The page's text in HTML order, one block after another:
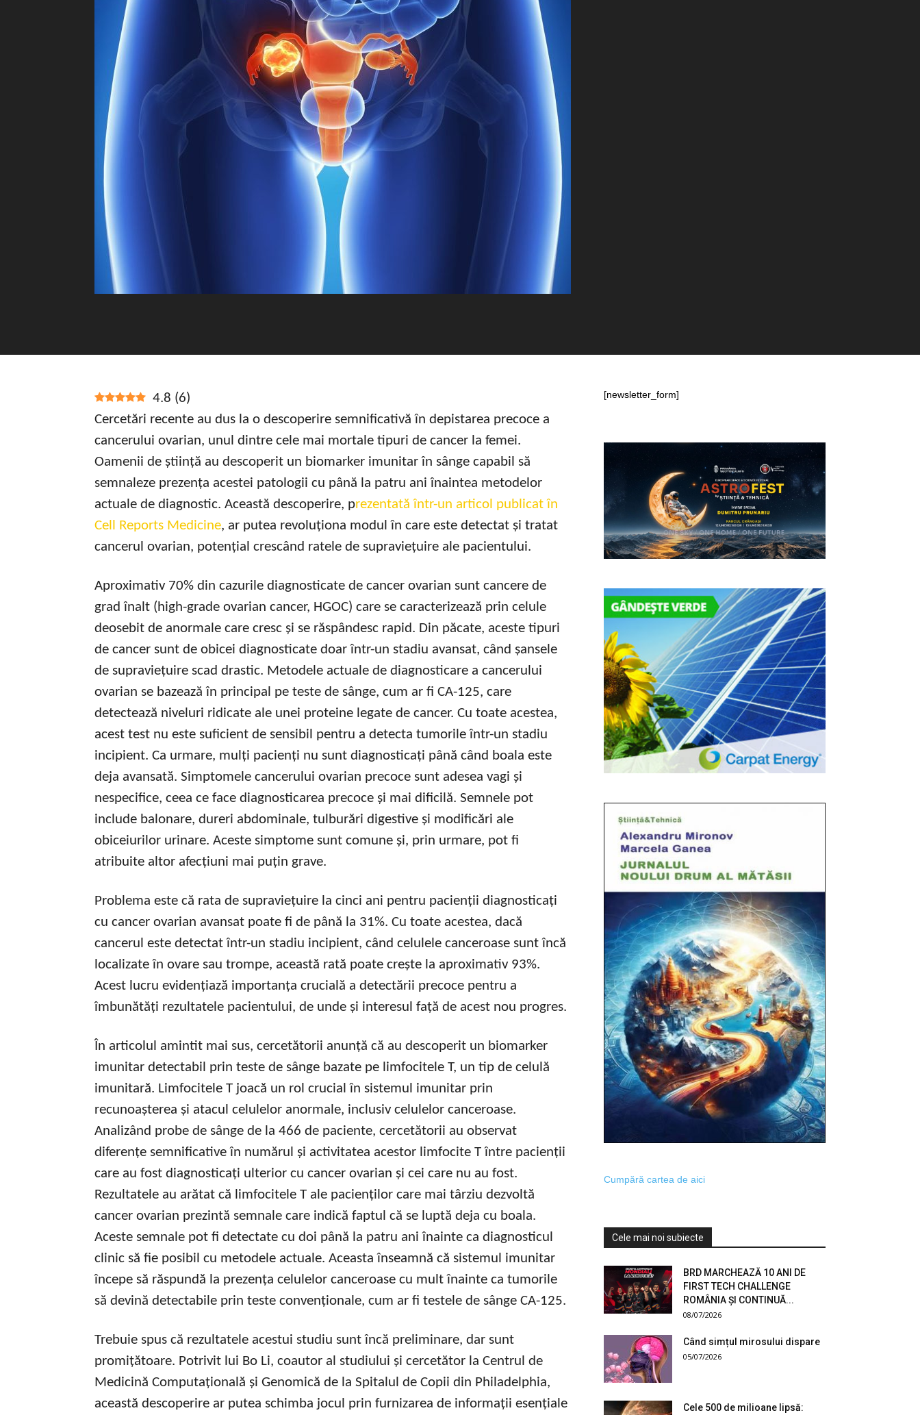
4.8 (6)
Cercetări recente au dus la o descoperire semnificativă în depistarea precoce a
cancerului ovarian, unul dintre cele mai mortale tipuri de cancer la femei.
Oamenii de știință au descoperit un biomarker imunitar în sânge capabil să
semnaleze prezența acestei patologii cu până la patru ani înaintea metodelor
actuale de diagnostic. Această descoperire, prezentată într-un articol publicat în
Cell Reports Medicine, ar putea revoluționa modul în care este detectat și tratat
cancerul ovarian, potențial crescând ratele de supraviețuire ale pacientului.
Aproximativ 70% din cazurile diagnosticate de cancer ovarian sunt cancere de
grad înalt (high-grade ovarian cancer, HGOC) care se caracterizează prin celule
deosebit de anormale care cresc și se răspândesc rapid. Din păcate, aceste tipuri
de cancer sunt de obicei diagnosticate doar într-un stadiu avansat, când șansele
de supraviețuire scad drastic. Metodele actuale de diagnosticare a cancerului
ovarian se bazează în principal pe teste de sânge, cum ar fi CA-125, care
detectează niveluri ridicate ale unei proteine legate de cancer. Cu toate acestea,
acest test nu este suficient de sensibil pentru a detecta tumorile într-un stadiu
incipient. Ca urmare, mulți pacienți nu sunt diagnosticați până când boala este
deja avansată. Simptomele cancerului ovarian precoce sunt adesea vagi și
nespecifice, ceea ce face diagnosticarea precoce și mai dificilă. Semnele pot
include balonare, dureri abdominale, tulburări digestive și modificări ale
obiceiurilor urinare. Aceste simptome sunt comune și, prin urmare, pot fi
atribuite altor afecțiuni mai puțin grave.
Problema este că rata de supraviețuire la cinci ani pentru pacienții diagnosticați
cu cancer ovarian avansat poate fi de până la 31%. Cu toate acestea, dacă
cancerul este detectat într-un stadiu incipient, când celulele canceroase sunt încă
localizate în ovare sau trompe, această rată poate crește la aproximativ 93%.
Acest lucru evidențiază importanța crucială a detectării precoce pentru a
îmbunătăți rezultatele pacientului, de unde și interesul față de acest nou progres.
În articolul amintit mai sus, cercetătorii anunță că au descoperit un biomarker
imunitar detectabil prin teste de sânge bazate pe limfocitele T, un tip de celulă
imunitară. Limfocitele T joacă un rol crucial în sistemul imunitar prin
recunoașterea și atacul celulelor anormale, inclusiv celulelor canceroase.
Analizând probe de sânge de la 466 de paciente, cercetătorii au observat
diferențe semnificative în numărul și activitatea acestor limfocite T între pacienții
care au fost diagnosticați ulterior cu cancer ovarian și cei care nu au fost.
Rezultatele au arătat că limfocitele T ale pacienților care mai târziu dezvoltă
cancer ovarian prezintă semnale care indică faptul că se luptă deja cu boala.
Aceste semnale pot fi detectate cu doi până la patru ani înainte ca diagnosticul
clinic să fie posibil cu metodele actuale. Aceasta înseamnă că sistemul imunitar
începe să răspundă la prezența celulelor canceroase cu mult înainte ca tumorile
să devină detectabile prin teste convenționale, cum ar fi testele de sânge CA-125.
Trebuie spus că rezultatele acestui studiu sunt încă preliminare, dar sunt
promițătoare. Potrivit lui Bo Li, coautor al studiului și cercetător la Centrul de
Medicină Computațională și Genomică de la Spitalul de Copii din Philadelphia,
această descoperire ar putea schimba jocul prin furnizarea de informații esențiale
[newsletter_form]
Cumpără cartea de aici
Cele mai noi subiecte
BRD MARCHEAZĂ 10 ANI DE
FIRST TECH CHALLENGE
ROMÂNIA ȘI CONTINUĂ...
08/07/2026
Când simțul mirosului dispare
05/07/2026
Cele 500 de milioane lipsă: